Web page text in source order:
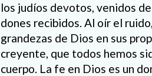
los judíos devotos, venidos
dones recibidos. Al oír el
grandezas de Dios en sus
creyente, que todos hemos
cuerpo. La fe en Dios es un